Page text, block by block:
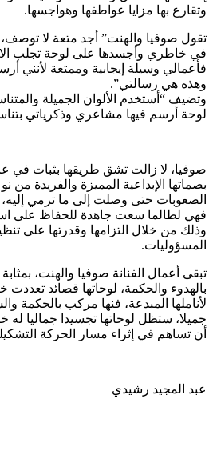
وتقارع بها مزايا عواطفها وهواجسها.
تقول صوفيا والهنت” أجد متعة لا
في خاطري وأجسدها على لوحة تجلب
فأعمالي وسيلة إيجابية وممتعة
وهذه هي رسالتي”.
وتضيف “أستخدم الألوان الجميلة
لوحة أرسم فيها مشاعري وذكرياتي
صوفيا، لا زالت تشق طريقها بثبات في
بصماتها الإبداعية المميزة والفريدة من
الصعوبات حتى وصلت إلى ما ترمي إليه،
فهي لطالما سعت جاهدة للحفاظ على
وذلك من خلال التزامها وقدرتها على
المسؤوليات.
تبقى أعمال الفنانة صوفيا والهنت،
بالهدوء والحكمة، لوحاتها قصائد تعددت
لأناملها المبدعة، فنها مركب بالحكمة
جميلا، ستظل لوحاتها تجسيدا جماليا
أن تساهم في إثراء مسار الحركة
عبد المجيد رشيدي